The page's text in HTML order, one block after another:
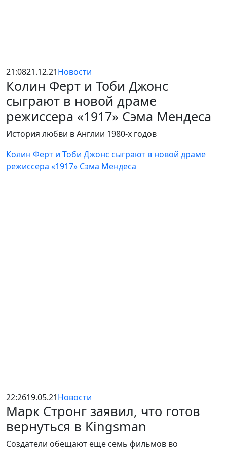
21:0821.12.21Новости
Колин Ферт и Тоби Джонс
сыграют в новой драме
режиссера «1917» Сэма Мендеса
История любви в Англии 1980-х годов
Колин Ферт и Тоби Джонс сыграют в новой драме
режиссера «1917» Сэма Мендеса
22:2619.05.21Новости
Марк Стронг заявил, что готов
вернуться в Kingsman
Создатели обещают еще семь фильмов во